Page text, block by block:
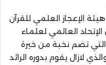
الإعجاز العلمي للقرآن
العالمي لعلماء
تضم نخبة من خيرة
لازال يقوم بدوره الرائد